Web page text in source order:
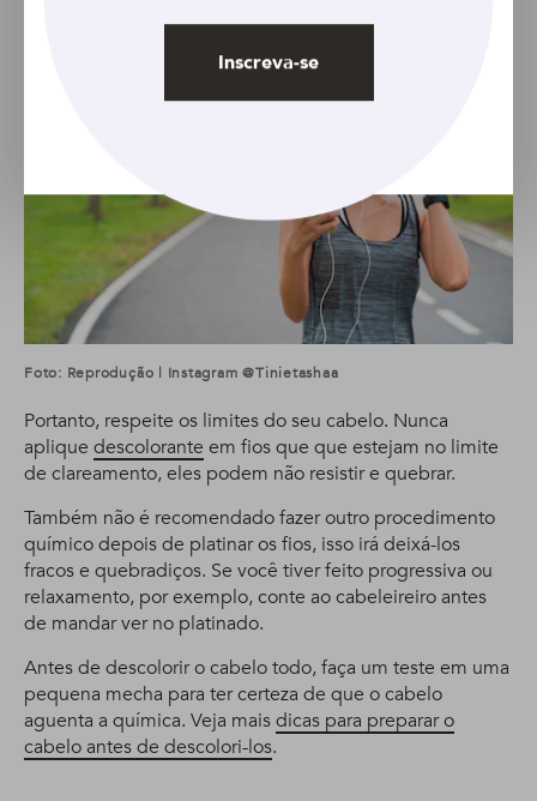
Foto: Reprodução | Instagram @tinietashaa
Portanto, respeite os limites do seu cabelo. Nunca
aplique descolorante em fios que que estejam no limite
de clareamento, eles podem não resistir e quebrar.
Também não é recomendado fazer outro procedimento
químico depois de platinar os fios, isso irá deixá-los
fracos e quebradiços. Se você tiver feito progressiva ou
relaxamento, por exemplo, conte ao cabeleireiro antes
de mandar ver no platinado.
Antes de descolorir o cabelo todo, faça um teste em uma
pequena mecha para ter certeza de que o cabelo
aguenta a química. Veja maisdicas para preparar o
cabelo antes de descolori-los.
Inscreva-se